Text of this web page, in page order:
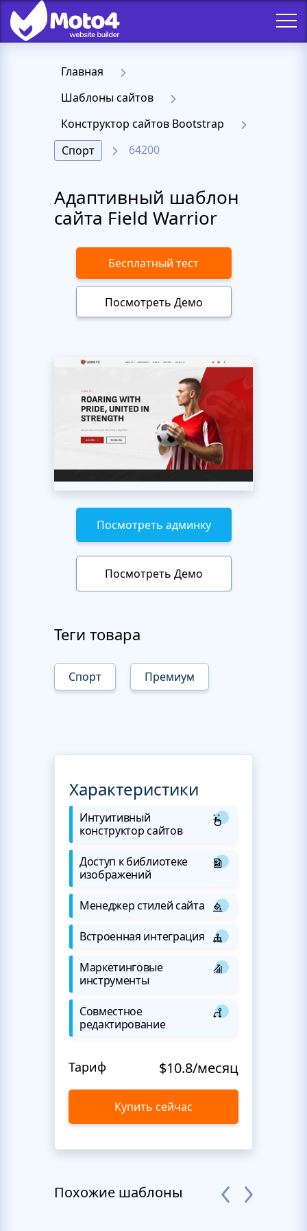
Главная
Шаблоны сайтов
Конструктор сайтов Bootstrap
Спорт
64200
Адаптивный шаблон
сайта Field Warrior
Бесплатный тест
Посмотреть Демо
Посмотреть админку
Посмотреть Демо
Теги товара
Спорт Премиум
Характеристики
Интуитивный
конструктор сайтов
Доступ к библиотеке
изображений
Менеджер стилей сайта
Встроенная интеграция
Маркетинговые
инструменты
Совместное
редактирование
Тариф $10.8/месяц
Купить сейчас
Похожие шаблоны